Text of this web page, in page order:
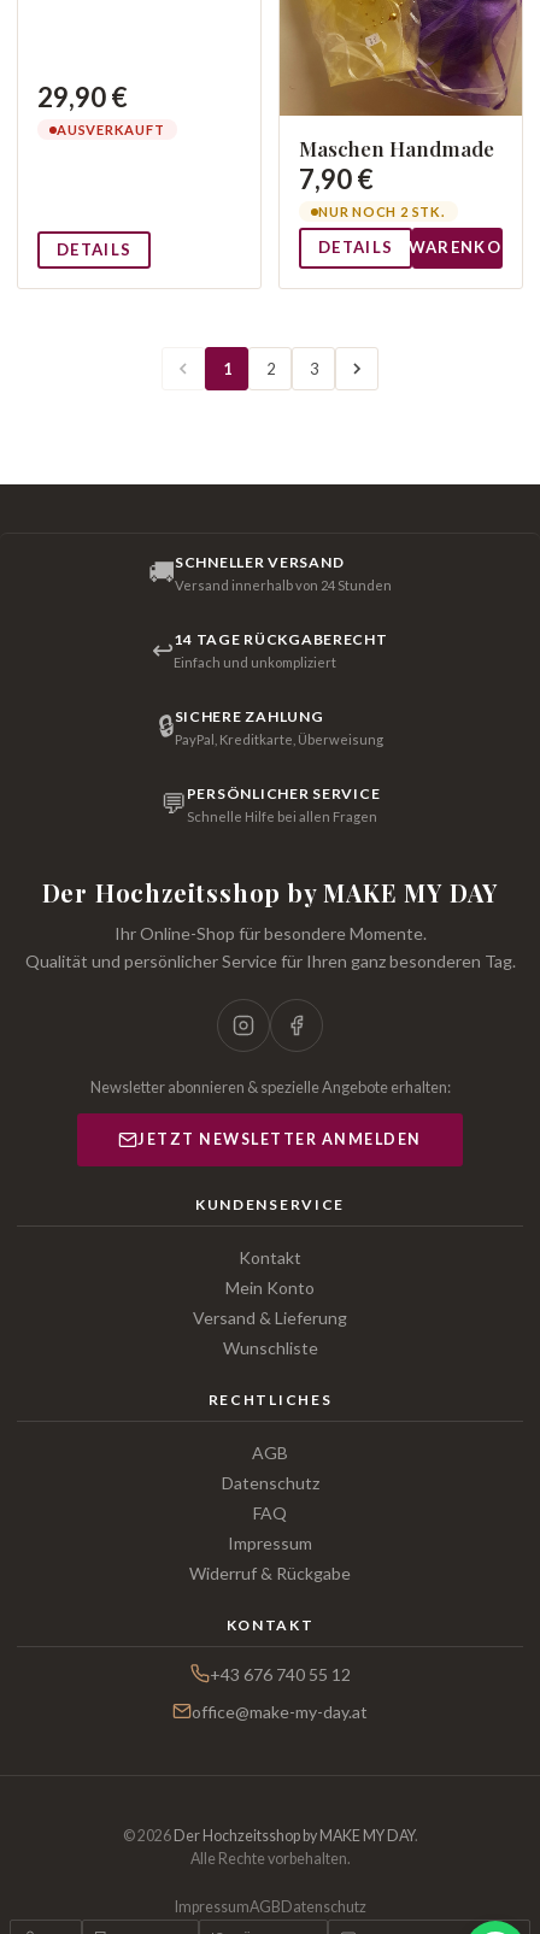
29,90 €
AUSVERKAUFT
DETAILS
Maschen Handmade
7,90 €
NUR NOCH 2 STK.
DETAILS WARENKORB
1 2 3
🚚SCHNELLER VERSAND
Versand innerhalb von 24 Stunden
↩14 TAGE RÜCKGABERECHT
Einfach und unkompliziert
🔒SICHERE ZAHLUNG
PayPal, Kreditkarte, Überweisung
💬 PERSÖNLICHER SERVICE
Schnelle Hilfe bei allen Fragen
Der Hochzeitsshop by MAKE MY DAY
Ihr Online-Shop für besondere Momente.
Qualität und persönlicher Service für Ihren ganz besonderen Tag.
Newsletter abonnieren & spezielle Angebote erhalten:
JETZT NEWSLETTER ANMELDEN
KUNDENSERVICE
Kontakt
Mein Konto
Versand & Lieferung
Wunschliste
RECHTLICHES
AGB
Datenschutz
FAQ
Impressum
Widerruf & Rückgabe
KONTAKT
+43 676 740 55 12
office@make-my-day.at
© 2026 Der Hochzeitsshop by MAKE MY DAY.
Alle Rechte vorbehalten.
ImpressumAGB Datenschutz